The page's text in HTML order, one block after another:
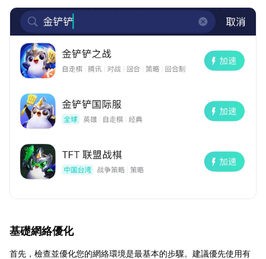
基礎網絡優化
首先，檢查並優化您的網絡環境是最基本的步驟。建議優先使用有